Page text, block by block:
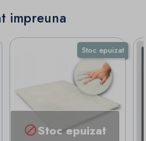
impreuna
Stoc epuizat
Stoc epuizat